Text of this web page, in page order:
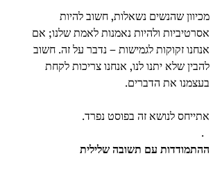
מכיוון שהנשים נשאלות, חשוב להיות
אסרטיביות ולהיות נאמנות לאמת שלנו; אם
אנחנו זקוקות לגמישות – נדבר על זה. חשוב
להבין שלא יתנו לנו, אנחנו צריכות לקחת
בעצמנו את הדברים.
אתייחס לנושא זה בפוסט נפרד.
.
ההתמודדות עם תשובה שלילית